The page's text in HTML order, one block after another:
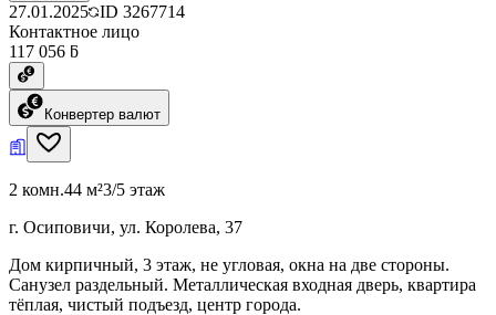
27.01.2025 ID 3267714
Контактное лицо
117 056 ƃ
Конвертер валют
2 комн.44 м²3/5 этаж
г. Осиповичи, ул. Королева, 37
Дом кирпичный, 3 этаж, не угловая, окна на две стороны.
Санузел раздельный. Металлическая входная дверь, квартира
тёплая, чистый подъезд, центр города.